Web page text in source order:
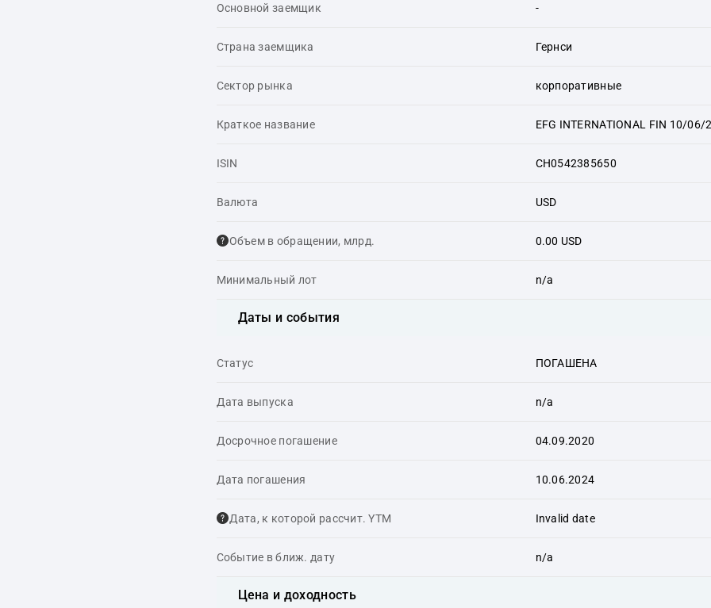
Основной заемщик -
Страна заемщика Гернси
Сектор рынка корпоративные
Краткое название EFG INTERNATIONAL FIN 10/06/
ISIN CH0542385650
Валюта USD
Объем в обращении, млрд. 0.00 USD
Минимальный лот n/a
Даты и события
Статус ПОГАШЕНА
Дата выпуска n/a
Досрочное погашение 04.09.2020
Дата погашения 10.06.2024
Дата, к которой рассчит. YTM Invalid date
Событие в ближ. дату n/a
Цена и доходность